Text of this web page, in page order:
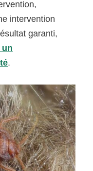
intervention
garanti,
un
.